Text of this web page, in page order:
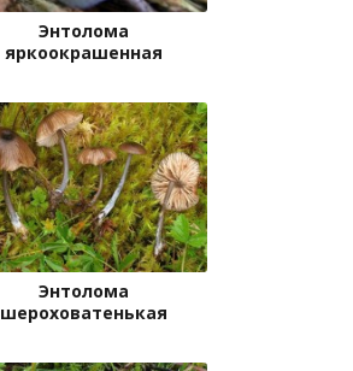
Энтолома
яркоокрашенная
Энтолома
шероховатенькая